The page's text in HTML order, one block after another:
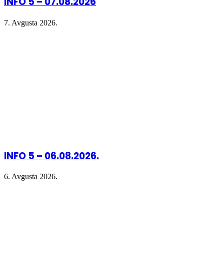
7. Avgusta 2026.
INFO 5 – 06.08.2026.
6. Avgusta 2026.